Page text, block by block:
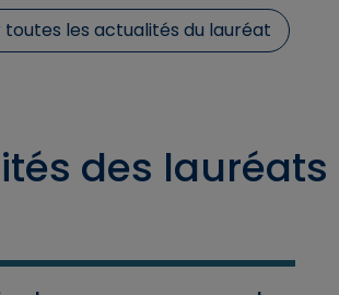
les actualités du lauréat
des lauréats